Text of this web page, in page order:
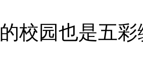
园也是五彩